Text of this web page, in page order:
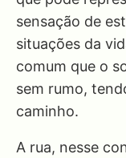
sensação de
situações da
comum que o
sem rumo,
caminho.
A rua, nesse